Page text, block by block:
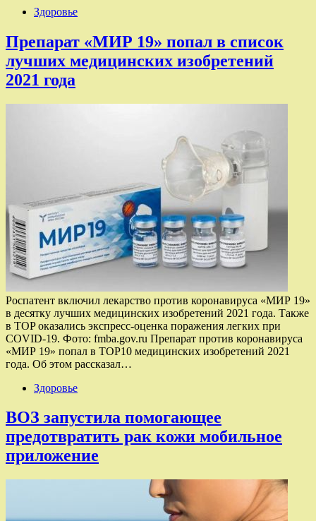
Здоровье
Препарат «МИР 19» попал в список
лучших медицинских изобретений
2021 года
Роспатент включил лекарство против коронавируса «МИР 19»
в десятку лучших медицинских изобретений 2021 года. Также
в TOP оказались экспресс-оценка поражения легких при
COVID-19. Фото: fmba.gov.ru Препарат против коронавируса
«МИР 19» попал в TOP10 медицинских изобретений 2021
года. Об этом рассказал…
Здоровье
ВОЗ запустила помогающее
предотвратить рак кожи мобильное
приложение